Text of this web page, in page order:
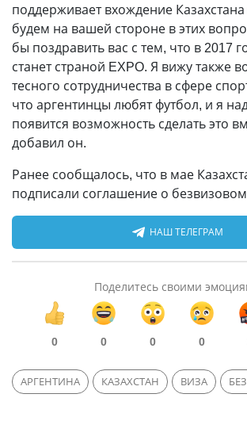
поддерживает вхождение
будем на вашей стороне в этих
бы поздравить вас с тем, что в 2017
станет страной EXPO. Я вижу также
тесного сотрудничества в сфере
что аргентинцы любят футбол, и я
появится возможность сделать это
добавил он.
Ранее сообщалось, что в мае
подписали соглашение о
НАШ ТЕЛЕГРАМ
Поделитесь своими
0 0 0 0
АРГЕНТИНА КАЗАХСТАН ВИЗА